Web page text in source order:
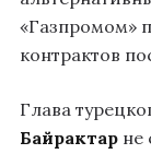
«Газпромом»
контрактов
Глава
Байрактар не